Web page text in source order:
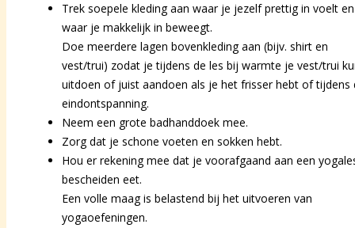
Trek soepele kleding aan waar je jezelf prettig in voelt en
waar je makkelijk in beweegt.
Doe meerdere lagen bovenkleding aan (bijv. shirt en
vest/trui) zodat je tijdens de les bij warmte je vest/trui
uitdoen of juist aandoen als je het frisser hebt of tijdens
eindontspanning.
Neem een grote badhanddoek mee.
Zorg dat je schone voeten en sokken hebt.
Hou er rekening mee dat je voorafgaand aan een
bescheiden eet.
Een volle maag is belastend bij het uitvoeren van
yogaoefeningen.